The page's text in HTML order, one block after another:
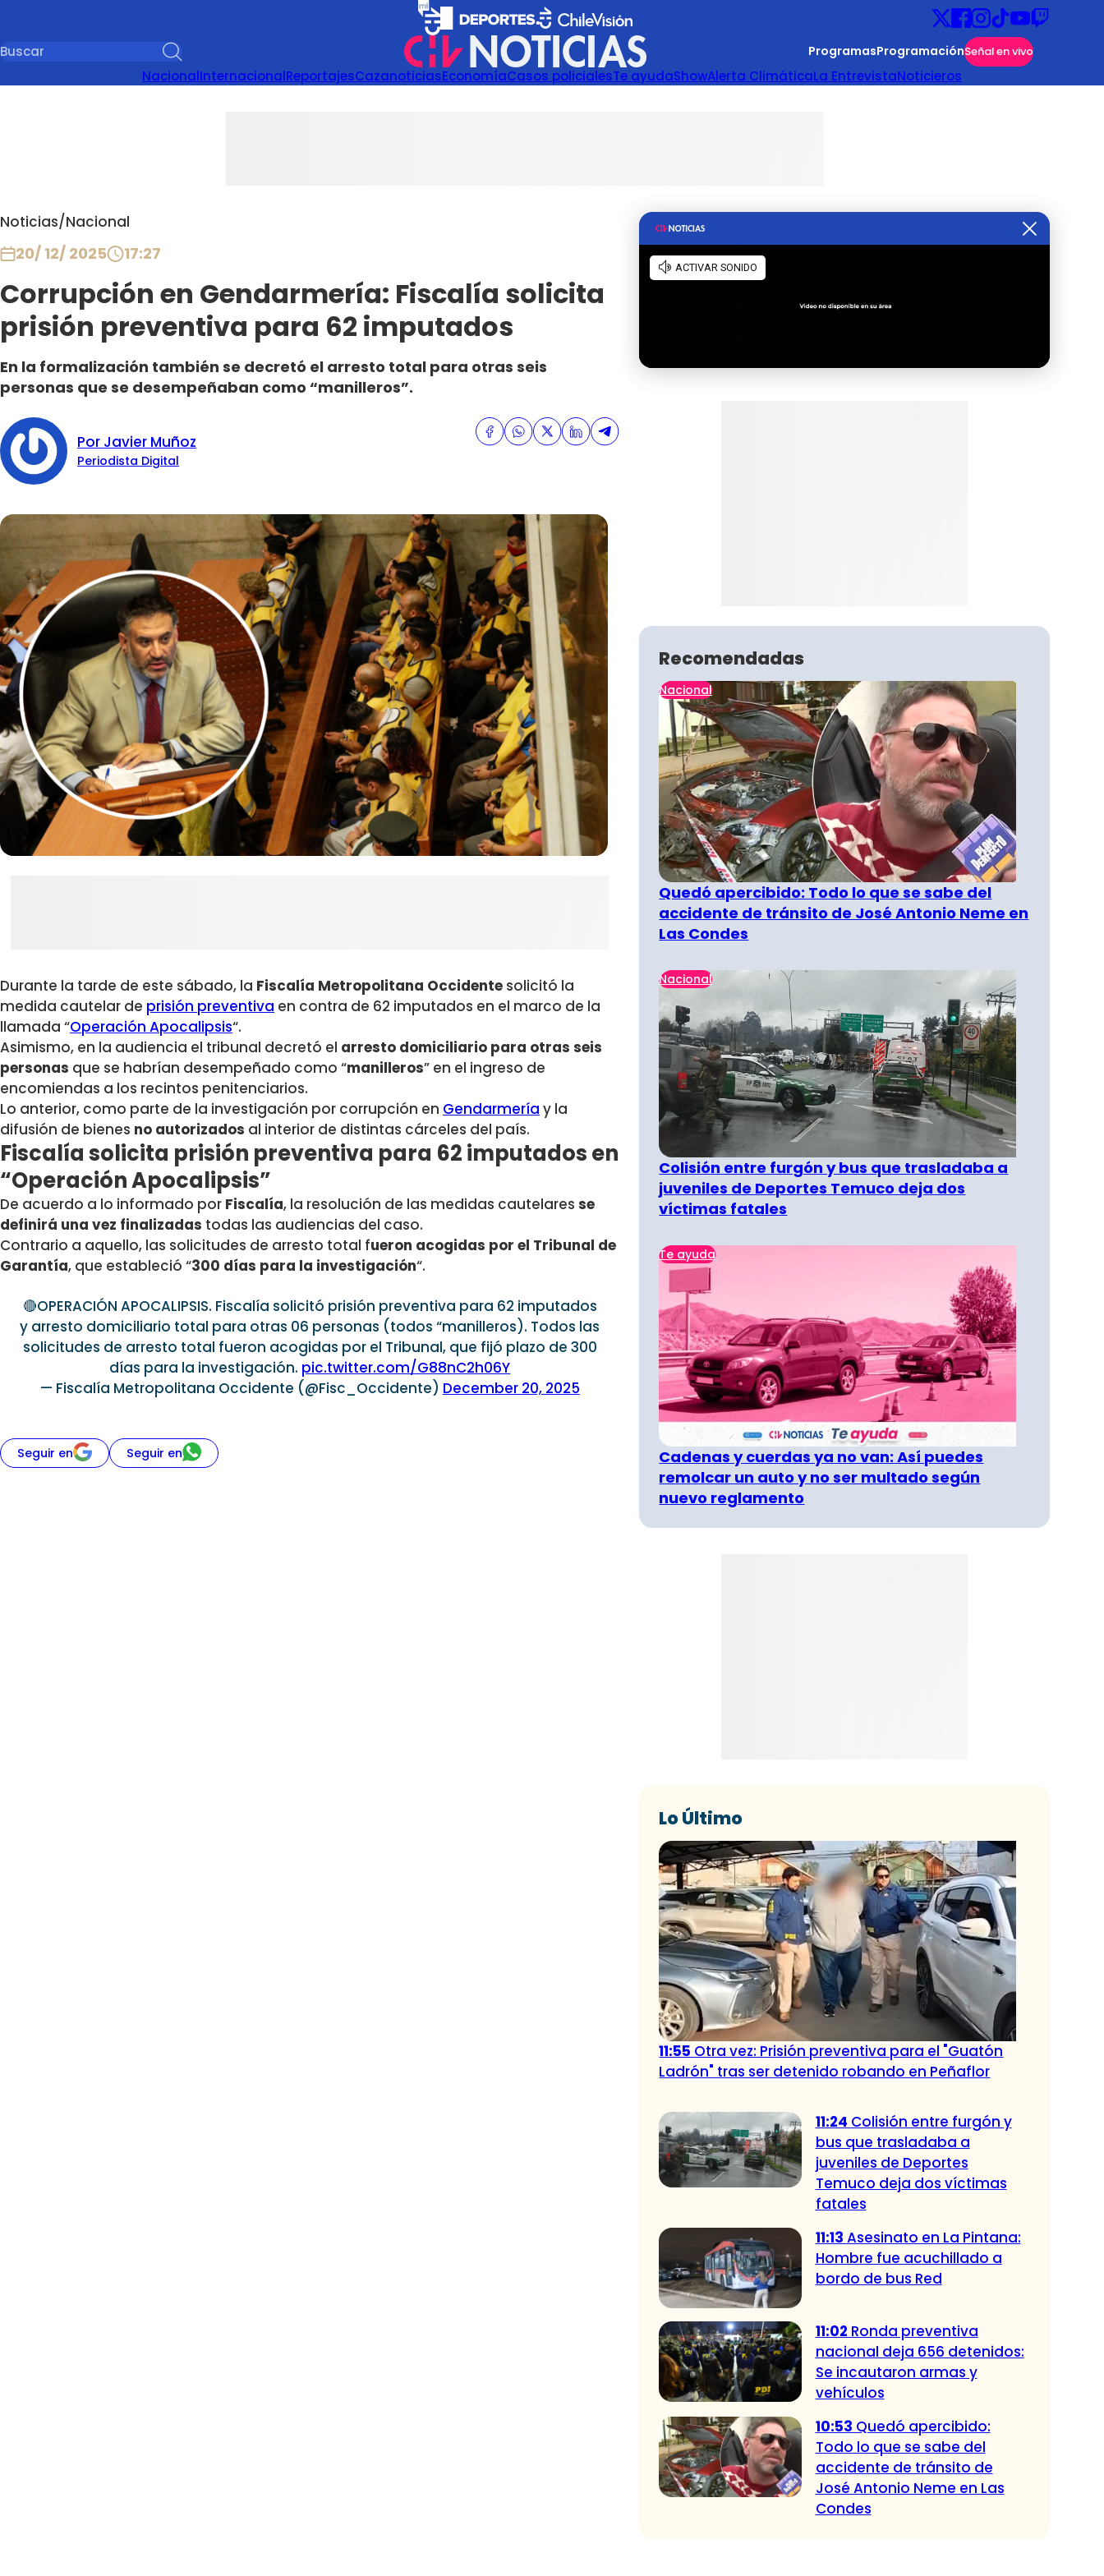
ProgramasProgramaciónSeñal en vivo
NacionalInternacionalReportajesCazanoticiasEconomíaCasos policialesTe ayudaShowAlerta ClimáticaLa EntrevistaNoticieros
Noticias/Nacional
20/ 12/ 2025 17:27
Corrupción en Gendarmería: Fiscalía solicita
prisión preventiva para 62 imputados
En la formalización también se decretó el arresto total para otras seis
personas que se desempeñaban como “manilleros”.
Por Javier Muñoz
Periodista Digital
Durante la tarde de este sábado, la Fiscalía Metropolitana Occidente solicitó la
medida cautelar de prisión preventiva en contra de 62 imputados en el marco de la
llamada “Operación Apocalipsis“.
Asimismo, en la audiencia el tribunal decretó el arresto domiciliario para otras seis
personas que se habrían desempeñado como “manilleros” en el ingreso de
encomiendas a los recintos penitenciarios.
Lo anterior, como parte de la investigación por corrupción en Gendarmería y la
difusión de bienes no autorizados al interior de distintas cárceles del país.
Fiscalía solicita prisión preventiva para 62 imputados en
“Operación Apocalipsis”
De acuerdo a lo informado por Fiscalía, la resolución de las medidas cautelares se
definirá una vez finalizadas todas las audiencias del caso.
Contrario a aquello, las solicitudes de arresto total fueron acogidas por el Tribunal de
Garantía, que estableció “300 días para la investigación“.
🔴OPERACIÓN APOCALIPSIS. Fiscalía solicitó prisión preventiva para 62 imputados
y arresto domiciliario total para otras 06 personas (todos “manilleros). Todos las
solicitudes de arresto total fueron acogidas por el Tribunal, que fijó plazo de 300
días para la investigación. pic.twitter.com/G88nC2h06Y
— Fiscalía Metropolitana Occidente (@Fisc_Occidente) December 20, 2025
Seguir en Seguir en
Recomendadas
Nacional
Quedó apercibido: Todo lo que se sabe del
accidente de tránsito de José Antonio Neme en
Las Condes
Nacional
Colisión entre furgón y bus que trasladaba a
juveniles de Deportes Temuco deja dos
víctimas fatales
Te ayuda
Cadenas y cuerdas ya no van: Así puedes
remolcar un auto y no ser multado según
nuevo reglamento
Lo Último
11:55 Otra vez: Prisión preventiva para el "Guatón
Ladrón" tras ser detenido robando en Peñaflor
11:24 Colisión entre furgón y
bus que trasladaba a
juveniles de Deportes
Temuco deja dos víctimas
fatales
11:13 Asesinato en La Pintana:
Hombre fue acuchillado a
bordo de bus Red
11:02 Ronda preventiva
nacional deja 656 detenidos:
Se incautaron armas y
vehículos
10:53 Quedó apercibido:
Todo lo que se sabe del
accidente de tránsito de
José Antonio Neme en Las
Condes